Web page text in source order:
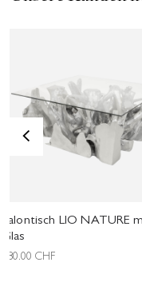
Salontisch LIO NATURE
Glas
980.00 CHF
<